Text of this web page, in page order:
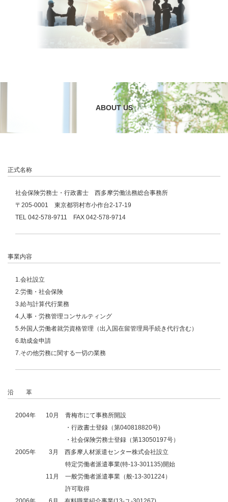
ABOUT US
正式名称
社会保険労務士・行政書士 西多摩労働法務総合事務所
〒205-0001 東京都羽村市小作台2-17-19
TEL 042-578-9711 FAX 042-578-9714
事業内容
1.会社設立
2.労働・社会保険
3.給与計算代行業務
4.人事・労務管理コンサルティング
5.外国人労働者就労資格管理（出入国在留管理局手続き代行含む）
6.助成金申請
7.その他労務に関する一切の業務
沿 革
2004年 10月
青梅市にて事務所開設
・行政書士登録（第040818820号)
・社会保険労務士登録（第13050197号）
2005年
3月
西多摩人材派遣センター株式会社設立
特定労働者派遣事業(特-13-301135)開始
11月
一般労働者派遣事業（般-13-301224）
許可取得